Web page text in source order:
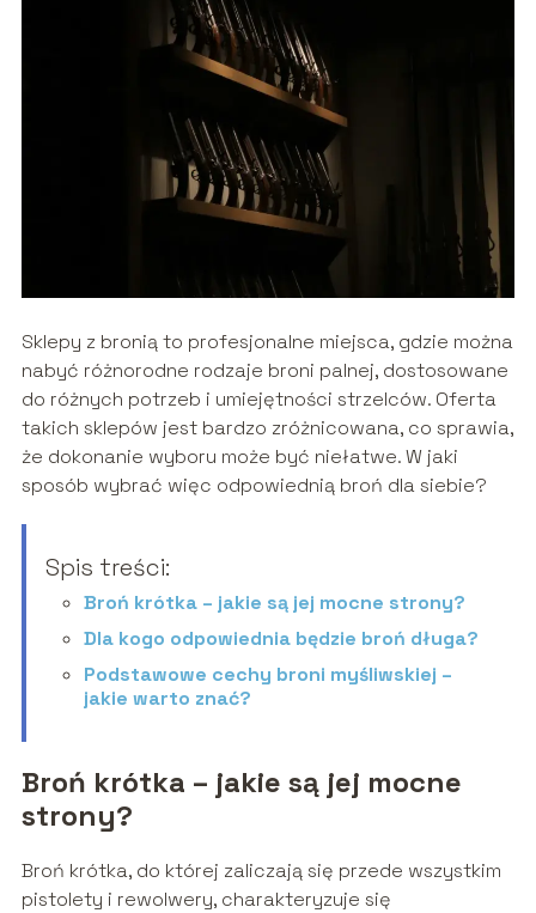
Sklepy z bronią to profesjonalne miejsca, gdzie można
nabyć różnorodne rodzaje broni palnej, dostosowane
do różnych potrzeb i umiejętności strzelców. Oferta
takich sklepów jest bardzo zróżnicowana, co sprawia,
że dokonanie wyboru może być niełatwe. W jaki
sposób wybrać więc odpowiednią broń dla siebie?
Spis treści:
Broń krótka – jakie są jej mocne strony?
Dla kogo odpowiednia będzie broń długa?
Podstawowe cechy broni myśliwskiej –
jakie warto znać?
Broń krótka – jakie są jej mocne
strony?
Broń krótka, do której zaliczają się przede wszystkim
pistolety i rewolwery, charakteryzuje się